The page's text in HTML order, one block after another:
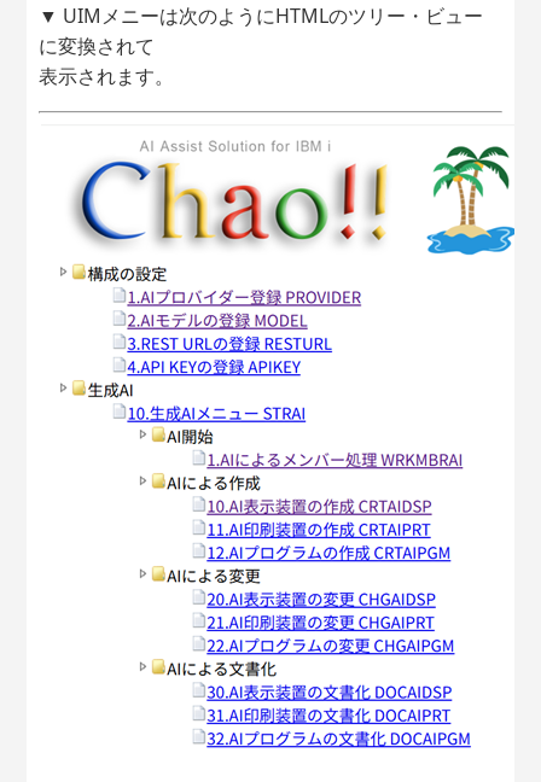
▼ UIMメニーは次のようにHTMLのツリー・ビュー
に変換されて
表示されます。